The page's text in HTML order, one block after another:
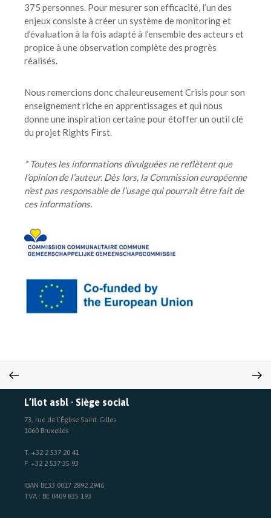
375 personnes. Pour mesurer son efficacité, l’un des
enjeux consiste à créer un système de monitoring et
d’évaluation à la fois adapté à l’ensemble des acteurs et
propice à une observation complète des progrès
réalisés.
Nous remercions donc chaleureusement Crisis pour son
enseignement riche en apprentissages et qui nous
donne une inspiration certaine pour étoffer un outil clé
du projet Rights First.
* Toutes les informations divulguées ne reflètent que
l’opinion de l’auteur. Dès lors, la Commission européenne
n’est pas responsable de l’usage qui pourrait être fait de
ces informations.
L’Ilot asbl · Siège social
73, rue de l’Église Saint-Gilles
1060 Bruxelles
T. +32 2 537 20 41
F. +32 2 537 35 93
IBAN BE33 0017 2892 2946
TVA : BE 0409 835 193